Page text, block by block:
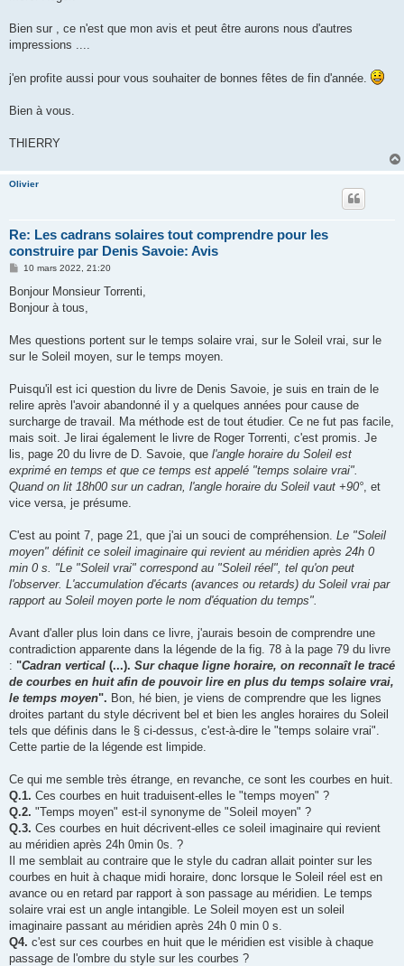
Bien sur , ce n'est que mon avis et peut être aurons nous d'autres
impressions ....
j'en profite aussi pour vous souhaiter de bonnes fêtes de fin d'année.
Bien à vous.
THIERRY
Olivier
Re: Les cadrans solaires tout comprendre pour les
construire par Denis Savoie: Avis
M
s
a
10 mars 2022, 21:20
Bonjour Monsieur Torrenti,
Bonjour à tous,
Mes questions portent sur le temps solaire vrai, sur le Soleil vrai, sur le
sur le Soleil moyen, sur le temps moyen.
Puisqu'il est ici question du livre de Denis Savoie, je suis en train de le
relire après l'avoir abandonné il y a quelques années pour cause de
surcharge de travail. Ma méthode est de tout étudier. Ce ne fut pas facile,
mais soit. Je lirai également le livre de Roger Torrenti, c'est promis. Je
lis, page 20 du livre de D. Savoie, que l'angle horaire du Soleil est
exprimé en temps et que ce temps est appelé "temps solaire vrai".
Quand on lit 18h00 sur un cadran, l'angle horaire du Soleil vaut +90°, et
vice versa, je présume.
C'est au point 7, page 21, que j'ai un souci de compréhension. Le "Soleil
moyen" définit ce soleil imaginaire qui revient au méridien après 24h 0
min 0 s. "Le "Soleil vrai" correspond au "Soleil réel", tel qu'on peut
l'observer. L'accumulation d'écarts (avances ou retards) du Soleil vrai par
rapport au Soleil moyen porte le nom d'équation du temps".
Avant d'aller plus loin dans ce livre, j'aurais besoin de comprendre une
contradiction apparente dans la légende de la fig. 78 à la page 79 du livre
: "Cadran vertical (...). Sur chaque ligne horaire, on reconnaît le tracé
de courbes en huit afin de pouvoir lire en plus du temps solaire vrai,
le temps moyen". Bon, hé bien, je viens de comprendre que les lignes
droites partant du style décrivent bel et bien les angles horaires du Soleil
tels que définis dans le § ci-dessus, c'est-à-dire le "temps solaire vrai".
Cette partie de la légende est limpide.
Ce qui me semble très étrange, en revanche, ce sont les courbes en huit.
Q.1. Ces courbes en huit traduisent-elles le "temps moyen" ?
Q.2. "Temps moyen" est-il synonyme de "Soleil moyen" ?
Q.3. Ces courbes en huit décrivent-elles ce soleil imaginaire qui revient
au méridien après 24h 0min 0s. ?
Il me semblait au contraire que le style du cadran allait pointer sur les
courbes en huit à chaque midi horaire, donc lorsque le Soleil réel est en
avance ou en retard par rapport à son passage au méridien. Le temps
solaire vrai est un angle intangible. Le Soleil moyen est un soleil
imaginaire passant au méridien après 24h 0 min 0 s.
Q4. c'est sur ces courbes en huit que le méridien est visible à chaque
passage de l'ombre du style sur les courbes ?